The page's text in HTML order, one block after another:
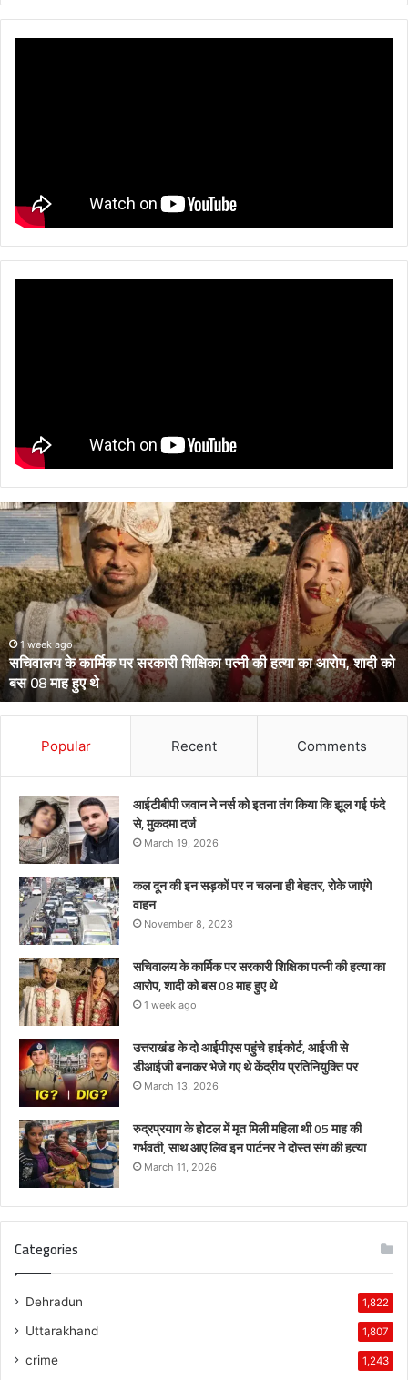
सचिवालय
के
कार्मिक
पर
सरकारी
शिक्षिका
पत्नी
की
हत्या
का
आरोप,
शादी
08
1 week ago
सचिवालय के कार्मिक पर सरकारी शिक्षिका पत्नी की हत्या का आरोप, शादी को
बस 08 माह हुए थे
Popular Recent Comments
आईटीबीपी जवान ने नर्स को इतना तंग किया कि झूल गई फंदे
से, मुकदमा दर्ज
March 19, 2026
कल दून की इन सड़कों पर न चलना ही बेहतर, रोके जाएंगे
वाहन
November 8, 2023
सचिवालय के कार्मिक पर सरकारी शिक्षिका पत्नी की हत्या का
आरोप, शादी को बस 08 माह हुए थे
1 week ago
उत्तराखंड के दो आईपीएस पहुंचे हाईकोर्ट, आईजी से
डीआईजी बनाकर भेजे गए थे केंद्रीय प्रतिनियुक्ति पर
March 13, 2026
रुद्रप्रयाग के होटल में मृत मिली महिला थी 05 माह की
गर्भवती, साथ आए लिव इन पार्टनर ने दोस्त संग की हत्या
March 11, 2026
Categories
Dehradun 1,822
Uttarakhand 1,807
crime 1,243